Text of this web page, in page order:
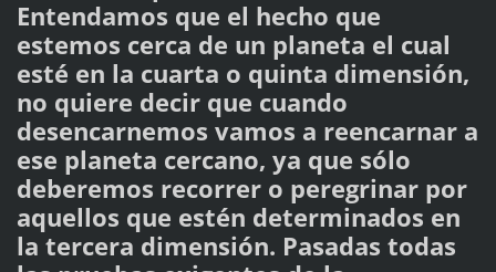
Entendamos que el hecho que
estemos cerca de un planeta el cual
esté en la cuarta o quinta dimensión,
no quiere decir que cuando
desencarnemos vamos a reencarnar a
ese planeta cercano, ya que sólo
deberemos recorrer o peregrinar por
aquellos que estén determinados en
la tercera dimensión. Pasadas todas